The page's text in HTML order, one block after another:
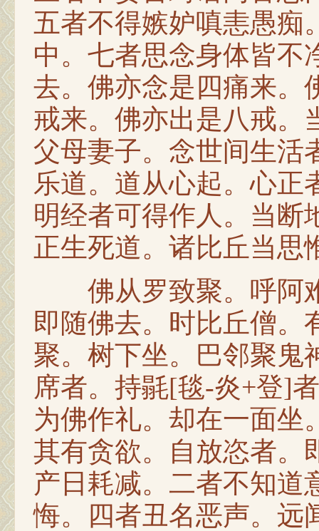
五者不得嫉妒嗔恚愚痴
中。七者思念身体皆不
去。佛亦念是四痛来。
戒来。佛亦出是八戒。
父母妻子。念世间生活
乐道。道从心起。心正
明经者可得作人。当断
正生死道。诸比丘当思
佛从罗致聚。呼阿
即随佛去。时比丘僧。
聚。树下坐。巴邻聚鬼
席者。持毾[毯-炎+登]
为佛作礼。却在一面坐
其有贪欲。自放恣者。
产日耗减。二者不知道
悔。四者丑名恶声。远